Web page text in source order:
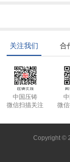
关注我们 合
中国压铸
微信扫描关注
微
Copyright ©